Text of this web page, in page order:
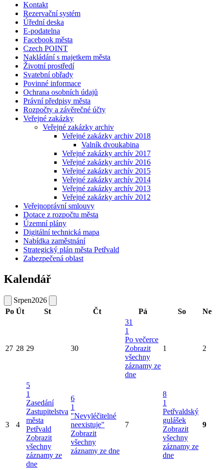
Kontakt
Rezervační systém
Úřední deska
E-podatelna
Facebook města
Czech POINT
Nakládání s majetkem města
Životní prostředí
Svatební obřady
Povinné informace
Ochrana osobních údajů
Právní předpisy města
Rozpočty a závěrečné účty
Veřejné zakázky
Veřejné zakázky archiv
Veřejné zakázky archiv 2018
Valník dvoukabina
Veřejné zakázky archív 2017
Veřejné zakázky archív 2016
Veřejné zakázky archív 2015
Veřejné zakázky archív 2014
Veřejné zakázky archív 2013
Veřejné zakázky archív 2012
Veřejnoprávní smlouvy
Dotace z rozpočtu města
Územní plány
Digitální technická mapa
Nabídka zaměstnání
Strategický plán města Petřvald
Zabezpečená oblast
Kalendář
Srpen2026
Po Út St Čt Pá So Ne
27 28 29 30
31
1
Po večerce
Zobrazit
všechny
záznamy ze
dne
1 2
3 4
5
1
Zasedání
Zastupitelstva
města
Petřvald
Zobrazit
všechny
záznamy ze
dne
6
1
"Nevyléčitelné
neexistuje"
Zobrazit
všechny
záznamy ze dne
7
8
1
Petřvaldský
gulášek
Zobrazit
všechny
záznamy ze
dne
9